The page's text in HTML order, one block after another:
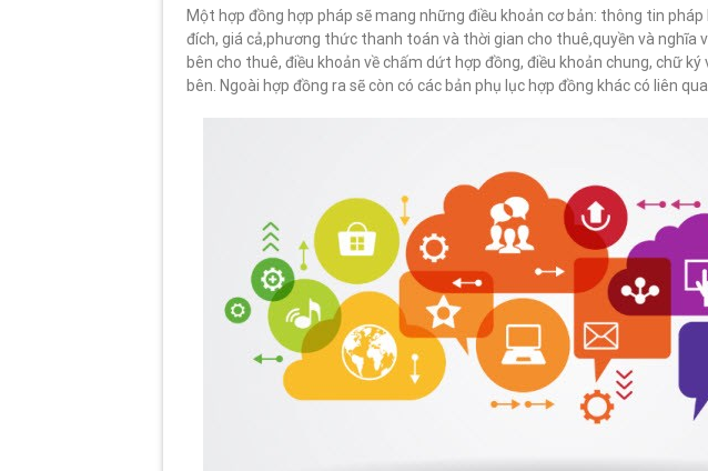
Một hợp đồng hợp pháp sẽ mang những điều khoản cơ bản: thông tin
đích, giá cả,phương thức thanh toán và thời gian cho thuê,quyền và nghĩa
bên cho thuê, điều khoản về chấm dứt hợp đồng, điều khoản chung, chữ
bên. Ngoài hợp đồng ra sẽ còn có các bản phụ lục hợp đồng khác có liên